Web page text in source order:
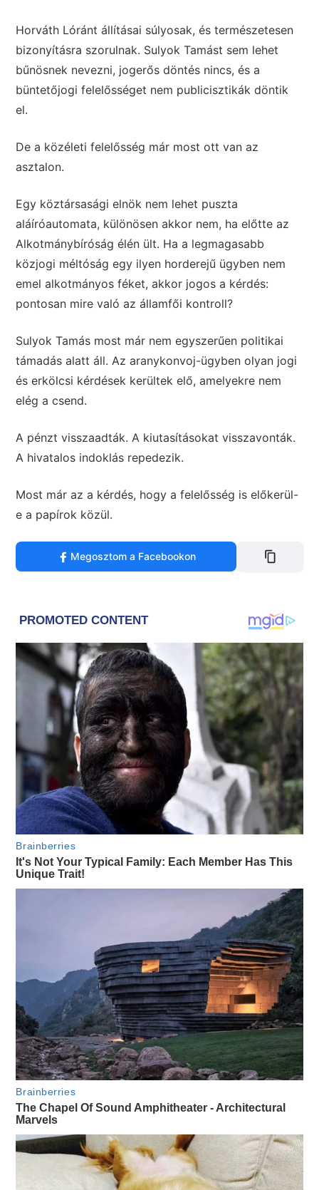
Horváth Lóránt állításai súlyosak, és természetesen
bizonyításra szorulnak. Sulyok Tamást sem lehet
bűnösnek nevezni, jogerős döntés nincs, és a
büntetőjogi felelősséget nem publicisztikák döntik
el.
De a közéleti felelősség már most ott van az
asztalon.
Egy köztársasági elnök nem lehet puszta
aláíróautomata, különösen akkor nem, ha előtte az
Alkotmánybíróság élén ült. Ha a legmagasabb
közjogi méltóság egy ilyen horderejű ügyben nem
emel alkotmányos féket, akkor jogos a kérdés:
pontosan mire való az államfői kontroll?
Sulyok Tamás most már nem egyszerűen politikai
támadás alatt áll. Az aranykonvoj-ügyben olyan jogi
és erkölcsi kérdések kerültek elő, amelyekre nem
elég a csend.
A pénzt visszaadták. A kiutasításokat visszavonták.
A hivatalos indoklás repedezik.
Most már az a kérdés, hogy a felelősség is előkerül-
e a papírok közül.
Megosztom a Facebookon